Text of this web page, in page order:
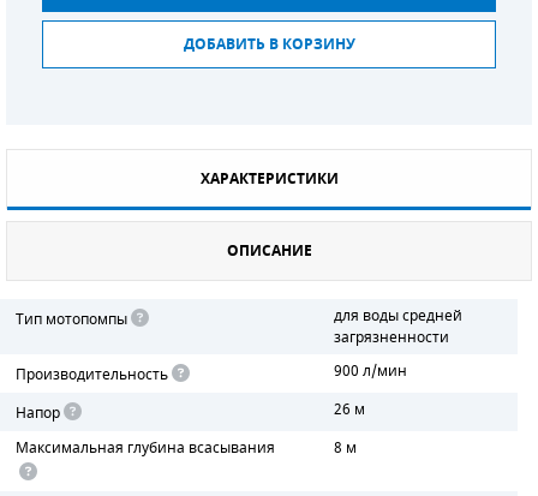
ДОБАВИТЬ В КОРЗИНУ
ХАРАКТЕРИСТИКИ
ОПИСАНИЕ
Тип мотопомпы
для воды средней
загрязненности
Производительность
900 л/мин
Напор
26 м
Максимальная глубина всасывания
8 м
МОТОРНОЕ МАСЛО
РАДИАТОРЫ
ПОРШНЕВЫЕ БЛОКИ
ДЕТАЛИ ПОРШНЕВЫХ КОМПРЕССОРОВ
ДЕТАЛИ СПИРАЛЬНЫХ КОМПРЕССОРОВ
ДЕТАЛИ НАСОСНОЙ ЧАСТИ